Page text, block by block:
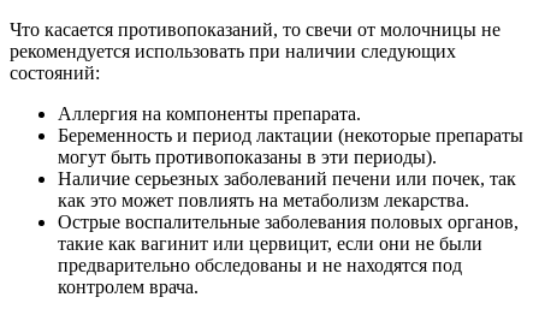
Что касается противопоказаний, то свечи от молочницы не
рекомендуется использовать при наличии следующих
состояний:
Аллергия на компоненты препарата.
Беременность и период лактации (некоторые препараты
могут быть противопоказаны в эти периоды).
Наличие серьезных заболеваний печени или почек, так
как это может повлиять на метаболизм лекарства.
Острые воспалительные заболевания половых органов,
такие как вагинит или цервицит, если они не были
предварительно обследованы и не находятся под
контролем врача.